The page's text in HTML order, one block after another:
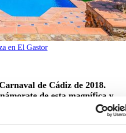
en El Gastor
de Cádiz de 2018.
de esta magnífica y